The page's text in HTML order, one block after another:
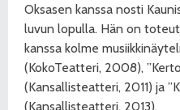
Oksasen kanssa nosti
luvun lopulla. Hän on
kanssa kolme
(KokoTeatteri, 2008),
(Kansallisteatteri, 2011) ja
(Kansallisteatteri, 2013).